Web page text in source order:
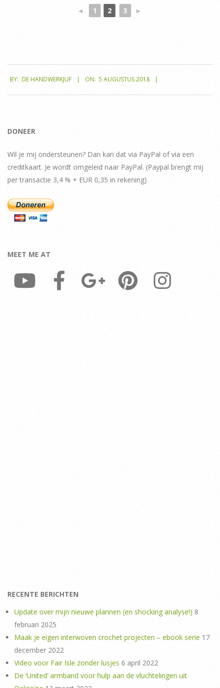
◄ 1 2 3 ►
08-
05
BY: DE HANDWERKJUF ON: 5 AUGUSTUS 2018
DONEER
Wil je mij ondersteunen? Dan kan dat via PayPal of via een
creditkaart. Je wordt omgeleid naar PayPal. (Paypal brengt mij
per transactie 3,4 % + EUR 0,35 in rekening)
MEET ME AT
RECENTE BERICHTEN
Update over mijn nieuwe plannen (en shocking analyse!) 8
februari 2025
Maak je eigen interwoven crochet projecten – ebook serie 17
december 2022
Video voor Fair Isle zonder lusjes 6 april 2022
De ‘United’ armband voor hulp aan de vluchtelingen uit